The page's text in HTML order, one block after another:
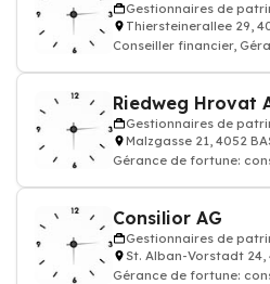
Gestionnaires de
Thiersteinerallee 29,
Conseiller financier,
Riedweg Hrovat
Gestionnaires de
Malzgasse 21, 4052
Gérance de fortune:
Consilior AG
Gestionnaires de
St. Alban-Vorstadt 24,
Gérance de fortune: